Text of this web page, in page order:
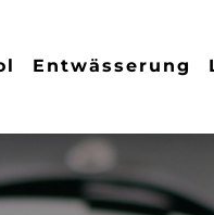
Entwässerung